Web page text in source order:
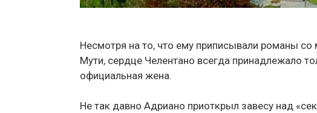
Несмотря на то, что ему приписывали романы
Мути, сердце Челентано всегда принадлежало
официальная жена.
Не так давно Адриано приоткрыл завесу над